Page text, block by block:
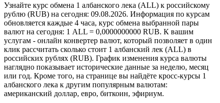
Узнайте курс обмена 1 албанского лека (ALL) к российскому
рублю (RUB) на сегодня: 09.08.2026. Информация по курсам
обновляется каждые 4 часа, курс обмена выбранной пары
валют на сегодня: 1 ALL = 0,0000000000 RUB. К вашим
услугам - онлайн конвертер валют, который позволяет в один
клик рассчитать сколько стоит 1 албанский лек (ALL) в
российских рублях (RUB). График изменения курса валюты
наглядно показывает исторические данные за неделю, месяц
или год. Кроме того, на странице вы найдёте кросс-курсы 1
албанского лека к другим популярным валютам:
американский доллар, евро, биткоин, эфириум.